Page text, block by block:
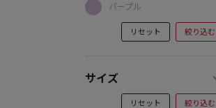
パープル
リセット 絞り込む
サイズ
リセット 絞り込む